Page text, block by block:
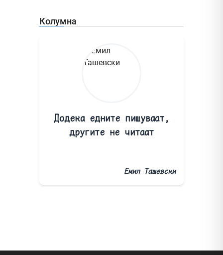
Колумна
Додека едните пишуваат,
другите не читаат
Емил Ташевски